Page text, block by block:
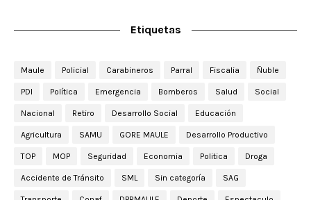
Etiquetas
Maule Policial Carabineros Parral Fiscalia Ñuble
PDI Política Emergencia Bomberos Salud Social
Nacional Retiro Desarrollo Social Educación
Agricultura SAMU GORE MAULE Desarrollo Productivo
TOP MOP Seguridad Economia Politica Droga
Accidente de Tránsito SML Sin categoría SAG